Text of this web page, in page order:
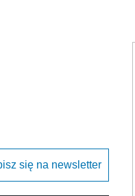
się na newsletter